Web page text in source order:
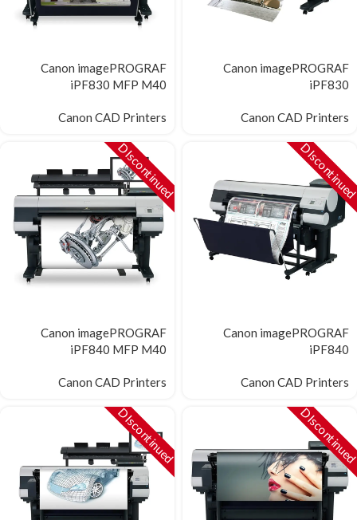
Canon imagePROGRAF
iPF830
Canon CAD Printers
Canon imagePROGRAF
iPF830 MFP M40
Canon CAD Printers
Canon imagePROGRAF
iPF840
Canon CAD Printers
Canon imagePROGRAF
iPF840 MFP M40
Canon CAD Printers
DIscontinued
DIscontinued